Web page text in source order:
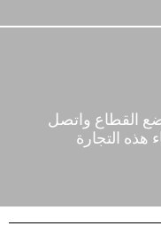
القطاع واتصل
هذه التجارة